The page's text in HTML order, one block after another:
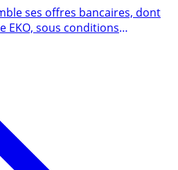
100% mobile
sous conditions